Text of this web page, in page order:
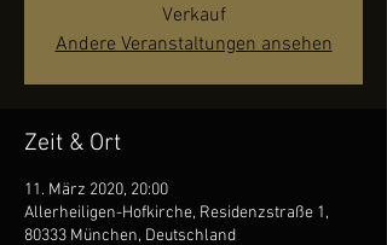
Verkauf
Andere Veranstaltungen ansehen
Zeit & Ort
11. März 2020, 20:00
Allerheiligen-Hofkirche, Residenzstraße 1,
80333 München, Deutschland